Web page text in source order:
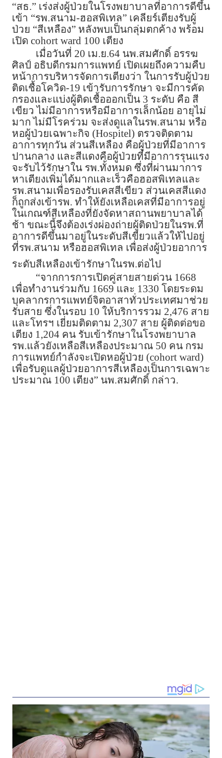
“สธ.” เร่งส่งผู้ป่วยในโรงพยาบาลที่อาการดีขึ้น
เข้า “รพ.สนาม-ฮอสพิเทล” เคลียร์เตียงรับผู้
ป่วย “สีเหลือง” หลังพบเป็นกลุ่มตกค้าง พร้อม
เปิด cohort ward 100 เตียง
เมื่อวันที่ 20 เม.ย.64 นพ.สมศักดิ์ อรรฆ
ศิลป์ อธิบดีกรมการแพทย์ เปิดเผยถึงความคืบ
หน้าการบริหารจัดการเตียงว่า ในการรับผู้ป่วย
ติดเชื้อโควิด-19 เข้ารับการรักษา จะมีการคัด
กรองและแบ่งผู้ติดเชื้อออกเป็น 3 ระดับ คือ สี
เขียว ไม่มีอาการหรือมีอาการเล็กน้อย อายุไม่
มาก ไม่มีโรคร่วม จะส่งดูแลในรพ.สนาม หรือ
หอผู้ป่วยเฉพาะกิจ (Hospitel) ตรวจติดตาม
อาการทุกวัน ส่วนสีเหลือง คือผู้ป่วยที่มีอาการ
ปานกลาง และสีแดงคือผู้ป่วยที่มีอาการรุนแรง
จะรับไว้รักษาใน รพ.ทั้งหมด ซึ่งที่ผ่านมาการ
หาเตียงเพิ่มได้มากและเร็วคือฮอสพิเทลและ
รพ.สนามเพื่อรองรับเคสสีเขียว ส่วนเคสสีแดง
ก็ถูกส่งเข้ารพ. ทำให้ยังเหลือเคสที่มีอาการอยู่
ในเกณฑ์สีเหลืองที่ยังจัดหาสถานพยาบาลได้
ช้า ขณะนี้จึงต้องเร่งผ่องถ่ายผู้ติดป่วยในรพ.ที่
อาการดีขึ้นมาอยู่ในระดับสีเขียวแล้วให้ไปอยู่
ที่รพ.สนาม หรือฮอสพิเทล เพื่อส่งผู้ป่วยอาการ
ระดับสีเหลืองเข้ารักษาในรพ.ต่อไป
“จากการการเปิดคู่สายสายด่วน 1668
เพื่อทำงานร่วมกับ 1669 และ 1330 โดยระดม
บุคลากรการแพทย์จิตอาสาทั่วประเทศมาช่วย
รับสาย ซึ่งในรอบ 10 ให้บริการรวม 2,476 สาย
และโทรฯ เยี่ยมติดตาม 2,307 สาย ผู้ติดต่อขอ
เตียง 1,204 คน รับเข้ารักษาในโรงพยาบาล
รพ.แล้วยังเหลือสีเหลืองประมาณ 50 คน กรม
การแพทย์กำลังจะเปิดหอผู้ป่วย (cohort ward)
เพื่อรับดูแลผู้ป่วยอาการสีเหลืองเป็นการเฉพาะ
ประมาณ 100 เตียง” นพ.สมศักดิ์ กล่าว.